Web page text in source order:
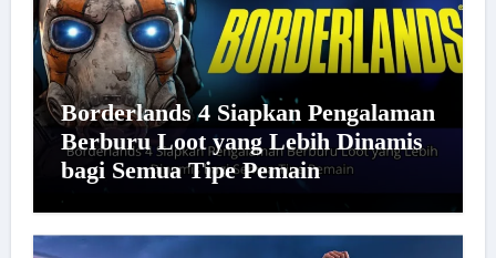
Borderlands 4 Siapkan Pengalaman
Berburu Loot yang Lebih Dinamis
bagi Semua Tipe Pemain